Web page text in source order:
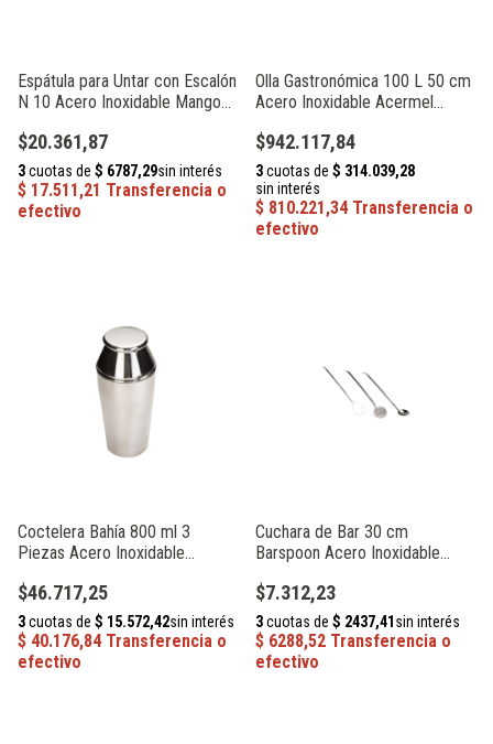
Espátula para Untar con Escalón
N 10 Acero Inoxidable Mango
$20.361,87
Olla Gastronómica 100 L 50 cm
Acero Inoxidable Acermel
$942.117,84
Coctelera Bahía 800 ml 3
Piezas Acero Inoxidable
$46.717,25
Cuchara de Bar 30 cm
Barspoon Acero Inoxidable
$7.312,23